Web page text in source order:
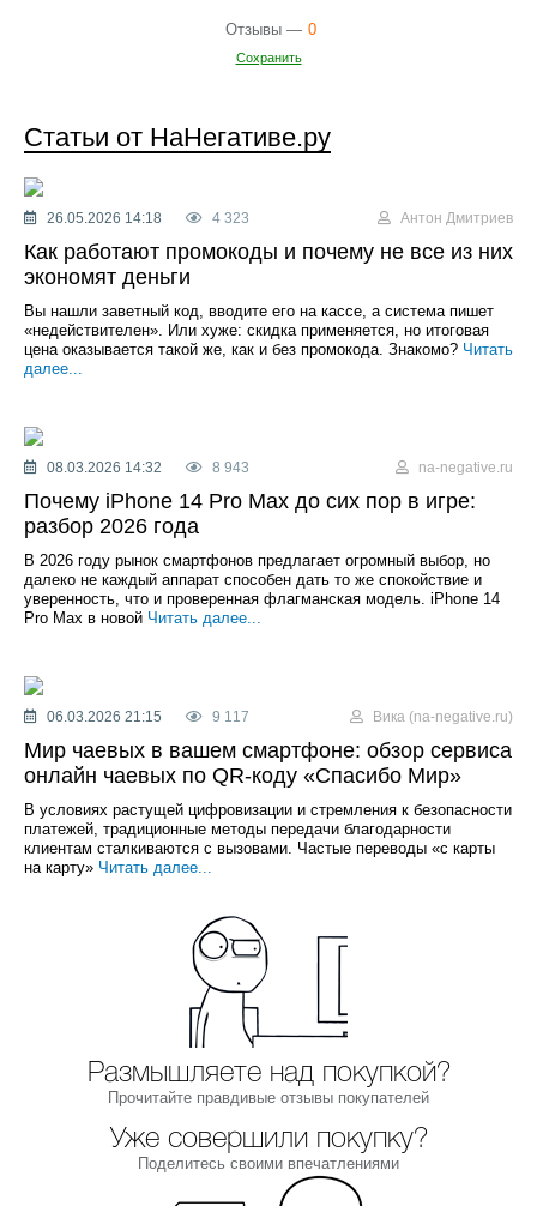
Отзывы — 0
Сохранить
Статьи от НаНегативе.ру
26.05.2026 14:18 4 323 Антон Дмитриев
Как работают промокоды и почему не все из них
экономят деньги
Вы нашли заветный код, вводите его на кассе, а система пишет
«недействителен». Или хуже: скидка применяется, но итоговая
цена оказывается такой же, как и без промокода. Знакомо? Читать
далее...
08.03.2026 14:32 8 943 na-negative.ru
Почему iPhone 14 Pro Max до сих пор в игре:
разбор 2026 года
В 2026 году рынок смартфонов предлагает огромный выбор, но
далеко не каждый аппарат способен дать то же спокойствие и
уверенность, что и проверенная флагманская модель. iPhone 14
Pro Max в новой Читать далее...
06.03.2026 21:15 9 117 Вика (na-negative.ru)
Мир чаевых в вашем смартфоне: обзор сервиса
онлайн чаевых по QR-коду «Спасибо Мир»
В условиях растущей цифровизации и стремления к безопасности
платежей, традиционные методы передачи благодарности
клиентам сталкиваются с вызовами. Частые переводы «с карты
на карту» Читать далее...
Размышляете над покупкой?
Прочитайте правдивые отзывы покупателей
Уже совершили покупку?
Поделитесь своими впечатлениями